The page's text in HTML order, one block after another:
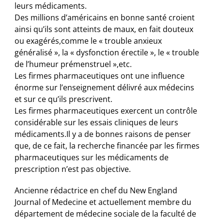
leurs médicaments.
Des millions d’américains en bonne santé croient
ainsi qu’ils sont atteints de maux, en fait douteux
ou exagérés,comme le « trouble anxieux
généralisé », la « dysfonction érectile », le « trouble
de l’humeur prémenstruel »,etc.
Les firmes pharmaceutiques ont une influence
énorme sur l’enseignement délivré aux médecins
et sur ce qu’ils prescrivent.
Les firmes pharmaceutiques exercent un contrôle
considérable sur les essais cliniques de leurs
médicaments.Il y a de bonnes raisons de penser
que, de ce fait, la recherche financée par les firmes
pharmaceutiques sur les médicaments de
prescription n’est pas objective.
Ancienne rédactrice en chef du New England
Journal of Medecine et actuellement membre du
département de médecine sociale de la faculté de